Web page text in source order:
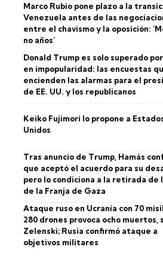
Marco Rubio pone plazo a la
Venezuela antes de las
entre el chavismo y la oposición:
no años’
Donald Trump es solo superado
en impopularidad: las encuestas
encienden las alarmas para el
de EE. UU. y los republicanos
Keiko Fujimori lo propone a
Unidos
Tras anuncio de Trump, Hamás
que aceptó el acuerdo para su
pero lo condiciona a la retirada de
de la Franja de Gaza
Ataque ruso en Ucrania con 70
280 drones provoca ocho muertos,
Zelenski; Rusia confirmó ataque a
objetivos militares